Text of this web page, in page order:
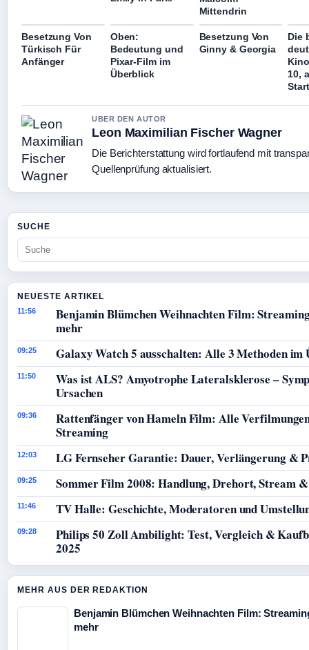
Mittendrin
Besetzung Von
Türkisch Für
Anfänger
Oben:
Bedeutung und
Pixar-Film im
Überblick
Besetzung Von
Ginny & Georgia
Die
10,
UBER DEN AUTOR
Leon Maximilian Fischer Wagner
Die Berichterstattung wird fortlaufend mit
Quellenprüfung aktualisiert.
SUCHE
NEUESTE ARTIKEL
11:56
Benjamin Blümchen Weihnachten Film:
mehr
09:25 Galaxy Watch 5 ausschalten: Alle 3 Methoden im
11:50
Was ist ALS? Amyotrophe Lateralsklerose –
Ursachen
09:36
Rattenfänger von Hameln Film: Alle
Streaming
12:03 LG Fernseher Garantie: Dauer, Verlängerung &
09:25 Sommer Film 2008: Handlung, Drehort, Stream
11:46 TV Halle: Geschichte, Moderatoren und
09:28
Philips 50 Zoll Ambilight: Test, Vergleich &
2025
MEHR AUS DER REDAKTION
Benjamin Blümchen Weihnachten Film:
mehr